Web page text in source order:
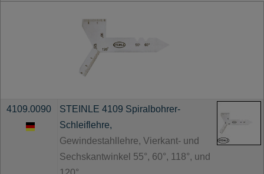
4109.0090
STEINLE 4109 Spiralbohrer-
Schleiflehre,
Gewindestahllehre, Vierkant- und
Sechskantwinkel 55°, 60°, 118°, und